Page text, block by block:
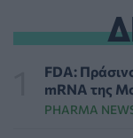
Τι μπορεί να μας
για την απώλεια
ΨΥΧΙΚΉ ΥΓΕΊΑ 07/
FDA:
mRNA της
PHARMA